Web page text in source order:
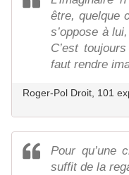
être, quelque
s’oppose à
C’est
faut rendre
Roger-Pol Droit, 101
Pour qu’une
suffit de la